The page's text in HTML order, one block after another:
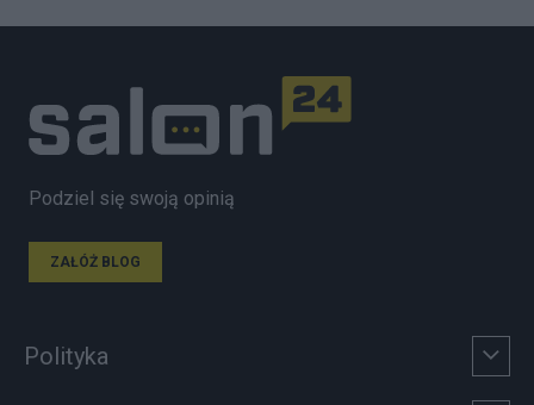
Podziel się swoją opinią
ZAŁÓŻ BLOG
Polityka